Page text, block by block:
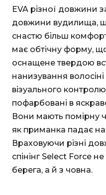
EVA різної довжини
довжини вудилища,
снастю більш
має обтічну форму,
оснащене твердою
нанизування
візуального
пофарбовані в
Вони мають помірну
як приманка падає
Враховуючи різні
спінінг Select Force
берега, а й з човна.